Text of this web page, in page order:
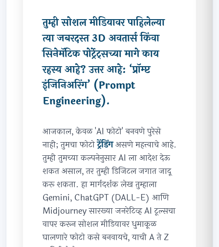
तुम्ही सोशल मीडियावर पाहिलेल्या
त्या जबरदस्त 3D अवतार्स किंवा
सिनेमॅटिक पोर्ट्रेट्सच्या मागे काय
रहस्य आहे? उत्तर आहे: ‘प्रॉम्प्ट
इंजिनिअरिंग’ (Prompt
Engineering).
आजकाल, केवळ 'AI फोटो' बनवणे पुरेसे
नाही; तुमचा फोटोट्रेंडिंगअसणे महत्त्वाचे आहे.
तुम्ही तुमच्या कल्पनेनुसार AI ला आदेश देऊ
शकत असाल, तर तुम्ही डिजिटल जगात जादू
करू शकता. हा मार्गदर्शक लेख तुम्हाला
Gemini, ChatGPT (DALL-E) आणि
Midjourney सारख्या जनरेटिव्ह AI टूल्सचा
वापर करून सोशल मीडियावर धुमाकूळ
घालणारे फोटो कसे बनवायचे, याची A ते Z